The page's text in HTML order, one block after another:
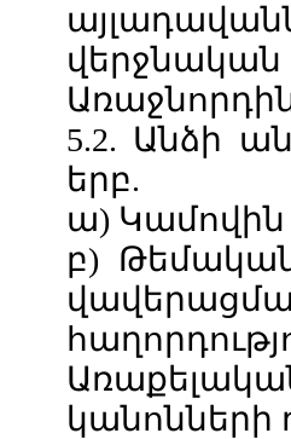
5.2. Անձի
երբ.
ա)
բ)
կանոնների